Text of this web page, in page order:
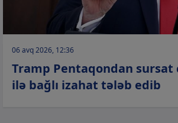
06 avq 2026, 12:36
Tramp Pentaqondan sursat
ilə bağlı izahat tələb edib